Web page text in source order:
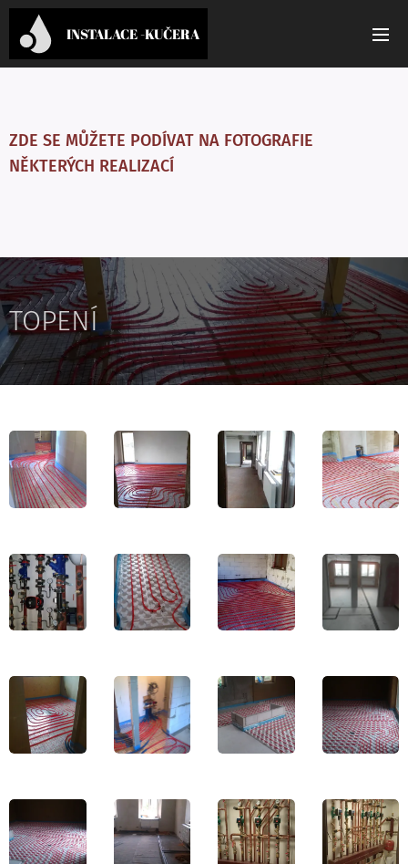
INSTALACE -KUČERA
ZDE SE MŮŽETE PODÍVAT NA FOTOGRAFIE
NĚKTERÝCH REALIZACÍ
TOPENÍ